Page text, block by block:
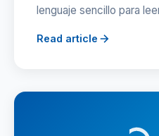
lenguaje sencillo para
Read article